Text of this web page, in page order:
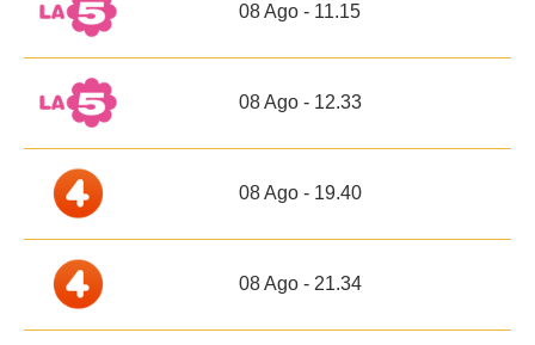
08 Ago - 11.15
08 Ago - 12.33
08 Ago - 19.40
08 Ago - 21.34